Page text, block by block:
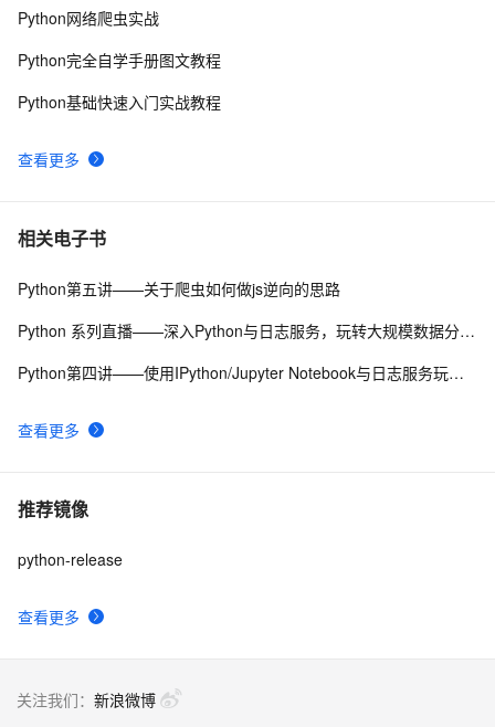
10【上报纸啦】95后大学生用机器学习PAI大战老年痴呆
查看更多
Python网络爬虫实战
Python完全自学手册图文教程
Python基础快速入门实战教程
相关电子书
查看更多
Python第五讲——关于爬虫如何做js逆向的思路
Python 系列直播——深入Python与日志服务，玩转大规模数据分析处理实战第二讲
Python第四讲——使用IPython/Jupyter Notebook与日志服务玩转超大规模数据分析与可视化
推荐镜像
查看更多
python-release
关注我们： 新浪微博